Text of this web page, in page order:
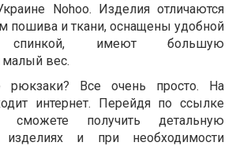
Nohoo. Изделия отличаются
пошива и ткани, оснащены удобной
спинкой, имеют большую
малый вес.
рюкзаки? Все очень просто. На
интернет. Перейдя по ссылке
получить детальную
и при необходимости